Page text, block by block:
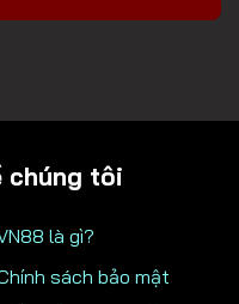
chúng tôi
là gì?
sách bảo mật